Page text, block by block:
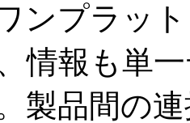
ンプラッ
情報も単
製品間の